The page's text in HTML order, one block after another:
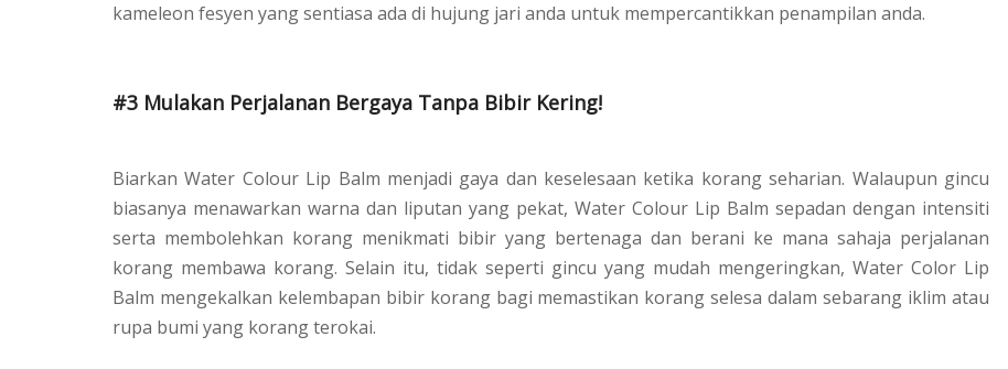
kameleon fesyen yang sentiasa ada di hujung jari anda untuk mempercantikkan penampilan anda.
#3 Mulakan Perjalanan Bergaya Tanpa Bibir Kering!
Biarkan Water Colour Lip Balm menjadi gaya dan keselesaan ketika korang seharian. Walaupun gincu
biasanya menawarkan warna dan liputan yang pekat, Water Colour Lip Balm sepadan dengan intensiti
serta membolehkan korang menikmati bibir yang bertenaga dan berani ke mana sahaja perjalanan
korang membawa korang. Selain itu, tidak seperti gincu yang mudah mengeringkan, Water Color Lip
Balm mengekalkan kelembapan bibir korang bagi memastikan korang selesa dalam sebarang iklim atau
rupa bumi yang korang terokai.